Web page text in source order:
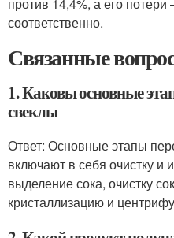
соответственно.
Связанные
1. Каковы основные
свеклы
Ответ: Основные этапы
включают в себя очистку и
выделение сока, очистку
кристаллизацию и